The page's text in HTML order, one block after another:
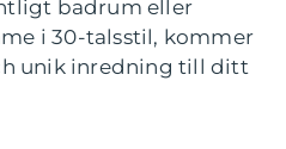
badrum eller
i 30-talsstil, kommer
unik inredning till ditt